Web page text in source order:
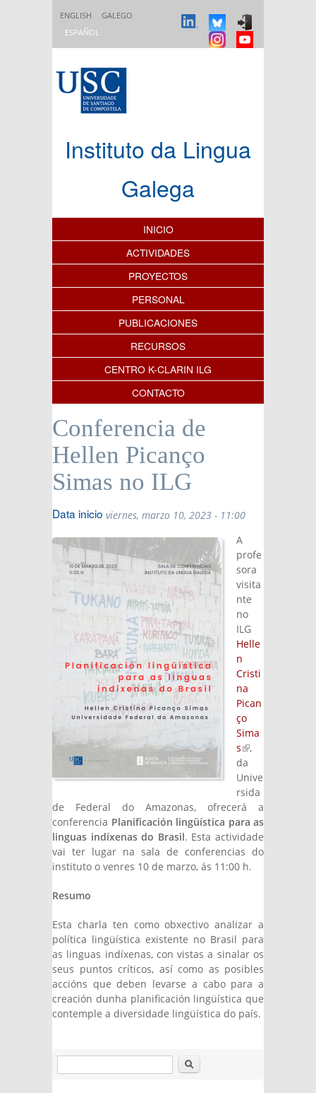
ENGLISH
GALEGO
ESPAÑOL
Instituto da Lingua
Galega
Índice de contenidos
INICIO
ACTIVIDADES
PROYECTOS
PERSONAL
PUBLICACIONES
RECURSOS
CENTRO K-CLARIN ILG
CONTACTO
Conferencia de
Hellen Picanço
Simas no ILG
Data inicio viernes, marzo 10, 2023 - 11:00
A
profe
sora
visita
nte
no
ILG
Helle
n
Cristi
na
Pican
ço
Sima
s(link is
external)
,
da
Unive
rsida
de Federal do Amazonas, ofrecerá a
conferencia Planificación lingüística para as
linguas indíxenas do Brasil. Esta actividade
vai ter lugar na sala de conferencias do
instituto o venres 10 de marzo, ás 11:00 h.
Resumo
Esta charla ten como obxectivo analizar a
política lingüística existente no Brasil para
as linguas indíxenas, con vistas a sinalar os
seus puntos críticos, así como as posibles
accións que deben levarse a cabo para a
creación dunha planificación lingüística que
contemple a diversidade lingüística do país.
Buscar